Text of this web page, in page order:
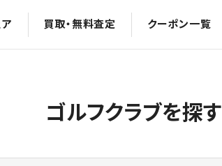
買取・無料査定 クーポン一覧
ゴルフクラブを探す